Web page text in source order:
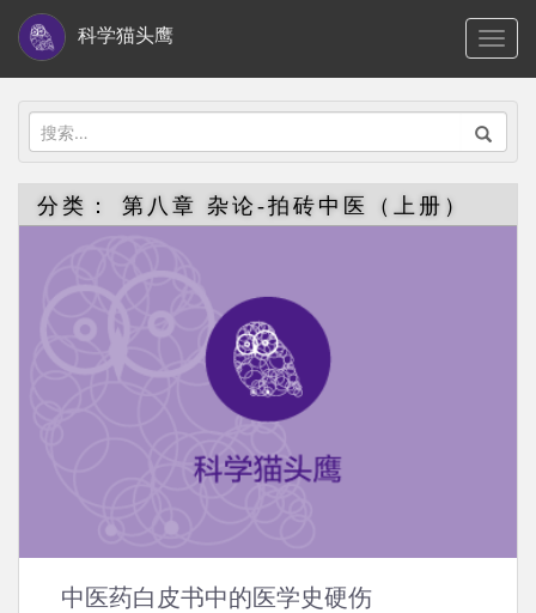
i
科学猫头鹰
搜
索：
分类： 第八章 杂论-拍砖中医（上册）
中医药白皮书中的医学史硬伤